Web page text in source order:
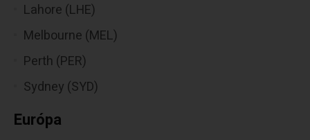
Lahore (LHE)
Melbourne (MEL)
Perth (PER)
Sydney (SYD)
Európa